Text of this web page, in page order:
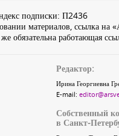
подписки: П2436
материалов, ссылка на
обязательна работающая
Редактор:
Ирина Георгиевна
E-mail:
Собственный
в Санкт-